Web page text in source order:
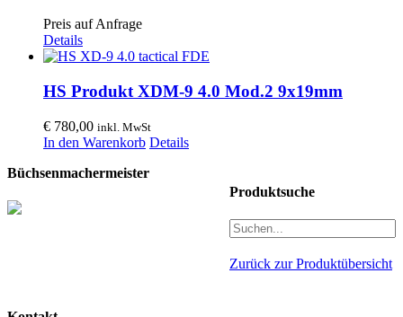
Preis auf Anfrage
Details
HS Produkt XDM-9 4.0 Mod.2 9x19mm
€ 780,00 inkl. MwSt
In den Warenkorb Details
Produktsuche
Zurück zur Produktübersicht
Büchsenmachermeister